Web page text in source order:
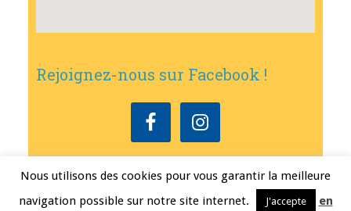
Rejoignez-nous sur Facebook !
Mentions légales
Nous utilisons des cookies pour vous garantir la meilleure
navigation possible sur notre site internet.
J'accepte en